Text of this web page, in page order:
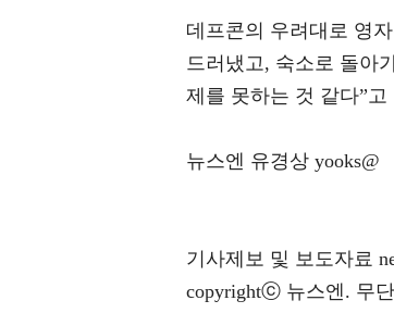
데프콘의 우려대로 영
드러냈고, 숙소로 돌아
제를 못하는 것 같다”
뉴스엔 유경상 yooks@
기사제보 및 보도자료
copyrightⓒ 뉴스엔. 무